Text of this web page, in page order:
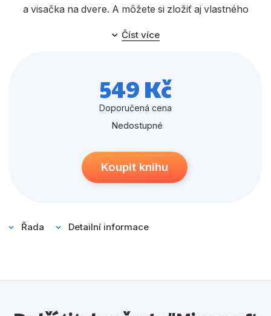
Populárně - naučné pro děti
Společnost, politika
Umění a kultura
Young adult
Zdraví a životní styl
Všechny kategorie
a visačka na dvere. A môžete si zložiť aj vlastného
Číst více
549 Kč
Doporučená cena
Nedostupné
Koupit knihu
Řada Detailní informace